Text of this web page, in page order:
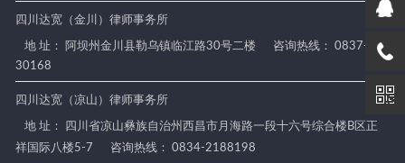
四川达宽（金川）律师事务所
地 址： 阿坝州金川县勒乌镇临江路30号二楼
咨询热线： 0837-88
30168
四川达宽（凉山）律师事务所
地 址： 四川省凉山彝族自治州西昌市月海路一段十六号综合楼B区正
祥国际八楼5-7
咨询热线： 0834-2188198